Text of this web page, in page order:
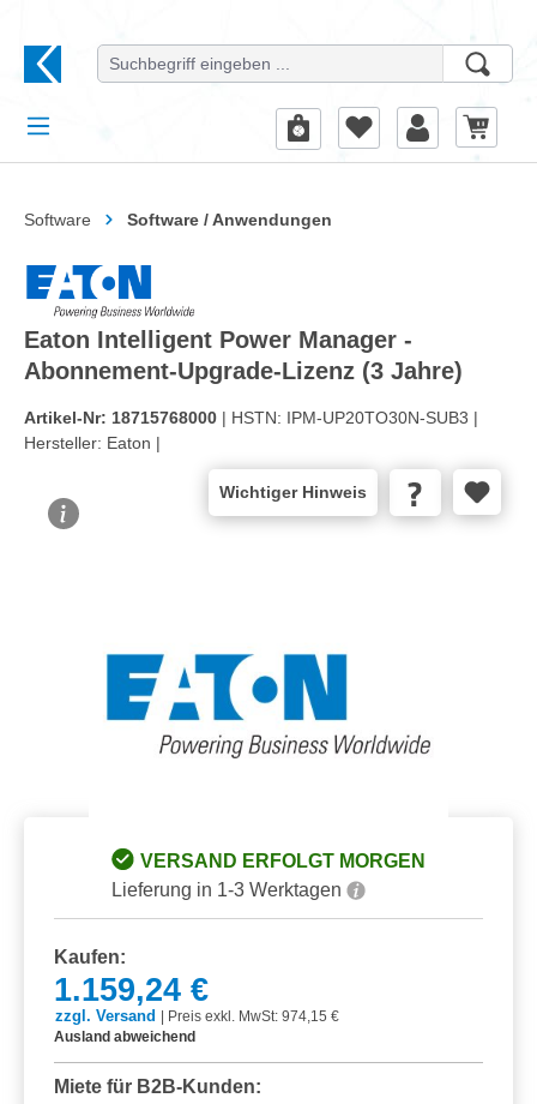
Software Software / Anwendungen
Eaton Intelligent Power Manager -
Abonnement-Upgrade-Lizenz (3 Jahre)
Artikel-Nr: 18715768000 | HSTN: IPM-UP20TO30N-SUB3 |
Hersteller: Eaton |
Wichtiger Hinweis
VERSAND ERFOLGT MORGEN
Lieferung in 1-3 Werktagen
Kaufen:
1.159,24 €
zzgl. Versand | Preis exkl. MwSt: 974,15 €
Ausland abweichend
Miete für B2B-Kunden: